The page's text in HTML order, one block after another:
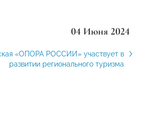
04 Июня 2024
«ОПОРА РОССИИ» участвует в
развитии регионального туризма